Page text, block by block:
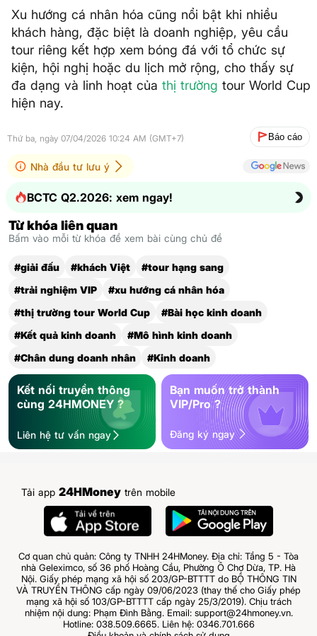
Xu hướng cá nhân hóa cũng nổi bật khi nhiều
khách hàng, đặc biệt là doanh nghiệp, yêu cầu
tour riêng kết hợp xem bóng đá với tổ chức sự
kiện, hội nghị hoặc du lịch mở rộng, cho thấy sự
đa dạng và linh hoạt của thị trường tour World Cup
hiện nay.
Thứ ba, ngày 07/04/2026 10:24 AM (GMT+7) Báo cáo
Nhà đầu tư lưu ý
BCTC Q2.2026: xem ngay!
Từ khóa liên quan
Bấm vào mỗi từ khóa để xem bài cùng chủ đề
#giải đấu #khách Việt
#tour hạng sang
#trải nghiệm VIP
#xu hướng cá nhân hóa
#thị trường tour World Cup
#Bài học kinh doanh
#Kết quả kinh doanh
#Mô hình kinh doanh
#Chân dung doanh nhân
#Kinh doanh
Kết nối truyền thông
cùng 24HMONEY ?
Liên hệ tư vấn ngay
Bạn muốn trở thành
VIP/Pro ?
Đăng ký ngay
Tải app 24HMoney trên mobile
Cơ quan chủ quản: Công ty TNHH 24HMoney. Địa chỉ: Tầng 5 - Tòa
nhà Geleximco, số 36 phố Hoàng Cầu, Phường Ô Chợ Dừa, TP. Hà
Nội. Giấy phép mạng xã hội số 203/GP-BTTTT do BỘ THÔNG TIN
VÀ TRUYỀN THÔNG cấp ngày 09/06/2023 (thay thế cho Giấy phép
mạng xã hội số 103/GP-BTTTT cấp ngày 25/3/2019). Chịu trách
nhiệm nội dung: Phạm Đình Bằng. Email: support@24hmoney.vn.
Hotline: 038.509.6665. Liên hệ: 0346.701.666